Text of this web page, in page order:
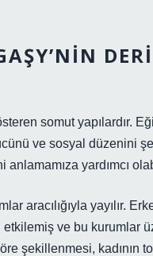
somut yapılardır.
ve sosyal düzenini
yardımcı
aracılığıyla yayılır.
etkilemiş ve bu
şekillenmesi, kadının